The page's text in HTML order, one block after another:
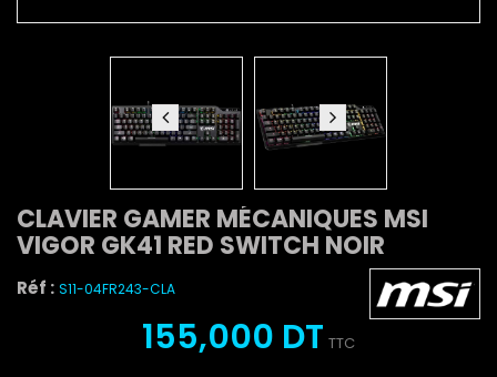
CLAVIER GAMER MÉCANIQUES MSI
VIGOR GK41 RED SWITCH NOIR
Réf : S11-04FR243-CLA
155,000 DT TTC